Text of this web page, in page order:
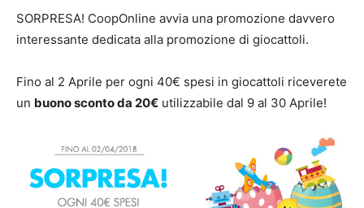
SORPRESA! CoopOnline avvia una promozione davvero
interessante dedicata alla promozione di giocattoli.
Fino al 2 Aprile per ogni 40€ spesi in giocattoli riceverete
un buono sconto da 20€ utilizzabile dal 9 al 30 Aprile!